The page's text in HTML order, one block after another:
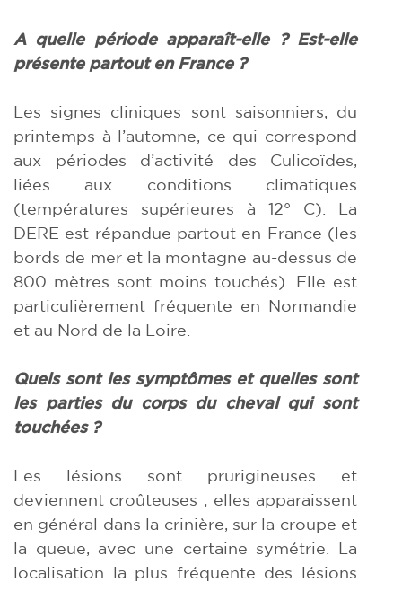
A quelle période apparaît-elle ? Est-elle
présente partout en France ?
Les signes cliniques sont saisonniers, du
printemps à l’automne, ce qui correspond
aux périodes d’activité des Culicoïdes,
liées aux conditions climatiques
(températures supérieures à 12° C). La
DERE est répandue partout en France (les
bords de mer et la montagne au-dessus de
800 mètres sont moins touchés). Elle est
particulièrement fréquente en Normandie
et au Nord de la Loire.
Quels sont les symptômes et quelles sont
les parties du corps du cheval qui sont
touchées ?
Les lésions sont prurigineuses et
deviennent croûteuses ; elles apparaissent
en général dans la crinière, sur la croupe et
la queue, avec une certaine symétrie. La
localisation la plus fréquente des lésions